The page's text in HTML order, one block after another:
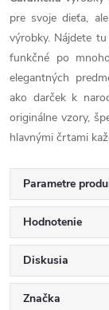
pre svoje dieťa,
výrobky. Nájdete
funkčné po
elegantných
ako darček k
originálne vzory,
hlavnými črtami
Parametre
Hodnotenie
Diskusia
Značka